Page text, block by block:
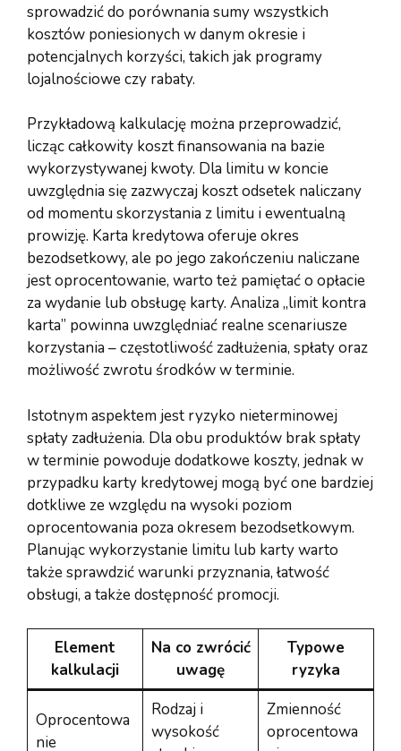
sprowadzić do porównania sumy wszystkich
kosztów poniesionych w danym okresie i
potencjalnych korzyści, takich jak programy
lojalnościowe czy rabaty.
Przykładową kalkulację można przeprowadzić,
licząc całkowity koszt finansowania na bazie
wykorzystywanej kwoty. Dla limitu w koncie
uwzględnia się zazwyczaj koszt odsetek naliczany
od momentu skorzystania z limitu i ewentualną
prowizję. Karta kredytowa oferuje okres
bezodsetkowy, ale po jego zakończeniu naliczane
jest oprocentowanie, warto też pamiętać o opłacie
za wydanie lub obsługę karty. Analiza „limit kontra
karta” powinna uwzględniać realne scenariusze
korzystania – częstotliwość zadłużenia, spłaty oraz
możliwość zwrotu środków w terminie.
Istotnym aspektem jest ryzyko nieterminowej
spłaty zadłużenia. Dla obu produktów brak spłaty
w terminie powoduje dodatkowe koszty, jednak w
przypadku karty kredytowej mogą być one bardziej
dotkliwe ze względu na wysoki poziom
oprocentowania poza okresem bezodsetkowym.
Planując wykorzystanie limitu lub karty warto
także sprawdzić warunki przyznania, łatwość
obsługi, a także dostępność promocji.
Element
kalkulacji
Na co zwrócić
uwagę
Typowe
ryzyka
Oprocentowa
nie
Rodzaj i
wysokość
Zmienność
oprocentowa